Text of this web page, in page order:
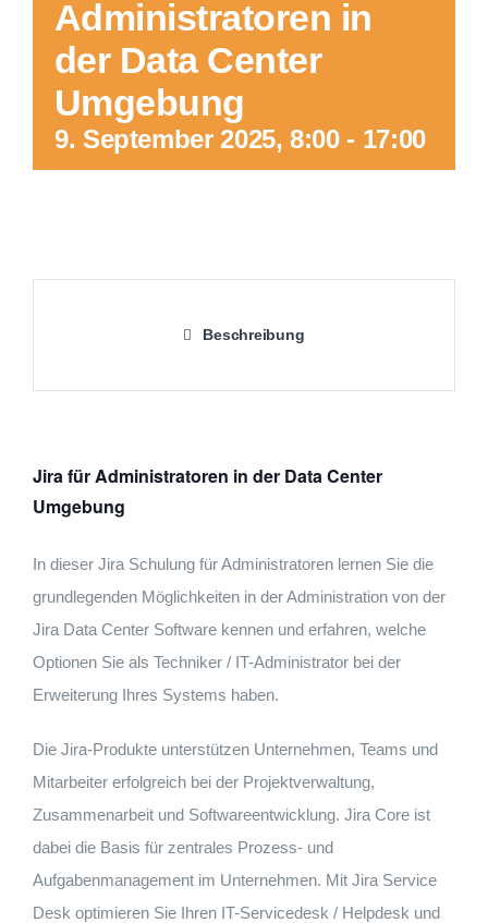
Administratoren in
der Data Center
Umgebung
9. September 2025, 8:00- 17:00
Beschreibung
Jira für Administratoren in der Data Center
Umgebung
In dieser Jira Schulung für Administratoren lernen Sie die
grundlegenden Möglichkeiten in der Administration von der
Jira Data Center Software kennen und erfahren, welche
Optionen Sie als Techniker / IT-Administrator bei der
Erweiterung Ihres Systems haben.
Die Jira-Produkte unterstützen Unternehmen, Teams und
Mitarbeiter erfolgreich bei der Projektverwaltung,
Zusammenarbeit und Softwareentwicklung. Jira Core ist
dabei die Basis für zentrales Prozess- und
Aufgabenmanagement im Unternehmen. Mit Jira Service
Desk optimieren Sie Ihren IT-Servicedesk / Helpdesk und